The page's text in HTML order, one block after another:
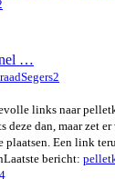
…
links naar
deze dan, maar zet
Een link
Laatste bericht: